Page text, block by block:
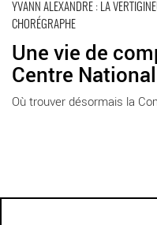
YVANN ALEXANDRE : LA
CHORÉGRAPHE
Une vie de
Centre
Où trouver désormais la